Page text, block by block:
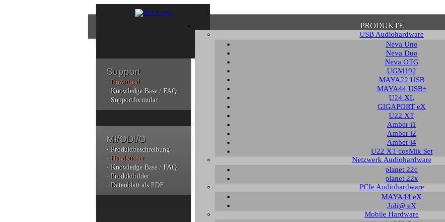
PRODUKTE
USB Audiohardware
Neva Uno
Neva Duo
Neva OTG
UGM192
MAYA22 USB
MAYA44 USB+
U24 XL
GIGAPORT eX
U22 XT
Amber i1
Amber i2
Amber i4
U22 XT cosMik Set
Netzwerk Audiohardware
planet 22c
planet 22x
PCIe Audiohardware
MAYA44 eX
Juli@ eX
Mobile Hardware
Support
· Download
· Knowledge Base / FAQ
· Supportformular
MI/ODI/O
· Produktbeschreibung
· Handbücher
· Knowledge Base / FAQ
· Produktbilder
· Datenblatt als PDF
Bestätigung zum Datenschutz
Bitte beachten Sie, dass einige Funktionen dieser Webseite voraussetzen, dass Sie
deren Inhalt zustimmen. Solange dies nicht erfolgt, wird dieser Hinweis
Sie auch mit der Verwendung von Cookies einverstanden. Auch unabhängig von
durch die weitere Nutzung dieser Webseite, dass nicht personalisierte
anonymisierter Form gespeichert und weiter verarbeitet werden können.
HINWEIS